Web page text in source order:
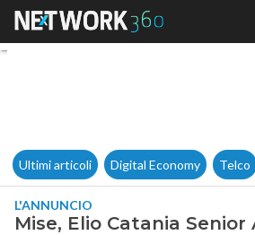
Mise, Elio
Ultimi articoli Digital Economy Telco
L'ANNUNCIO
Mise, Elio Catania Senior